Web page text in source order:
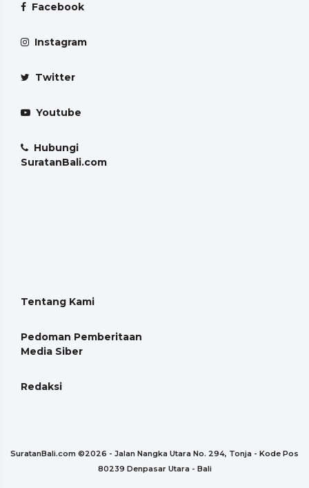
Facebook
Instagram
Twitter
Youtube
Hubungi
SuratanBali.com
Tentang Kami
Pedoman Pemberitaan
Media Siber
Redaksi
SuratanBali.com ©2026 - Jalan Nangka Utara No. 294, Tonja - Kode Pos
80239 Denpasar Utara - Bali